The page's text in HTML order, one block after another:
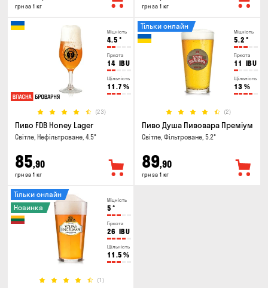
грн за 1 кг грн за 1 кг
Міцність
4.5 °
Гіркота
14 IBU
Щільність
11.7 %
(23)
Пиво FDB Honey Lager
Світле, Нефільтроване, 4.5°
85,90
грн за 1 кг
Міцність
5.2 °
Гіркота
11 IBU
Щільність
13 %
(2)
Тільки онлайн
Пиво Душа Пивовара Преміум
Світле, Фільтроване, 5.2°
89,90
грн за 1 кг
Міцність
5 °
Гіркота
26 IBU
Щільність
11.5 %
(1)
Тільки онлайн
Новинка